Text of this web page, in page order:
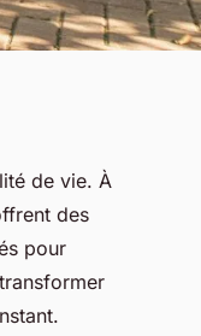
de vie. À
des
pour